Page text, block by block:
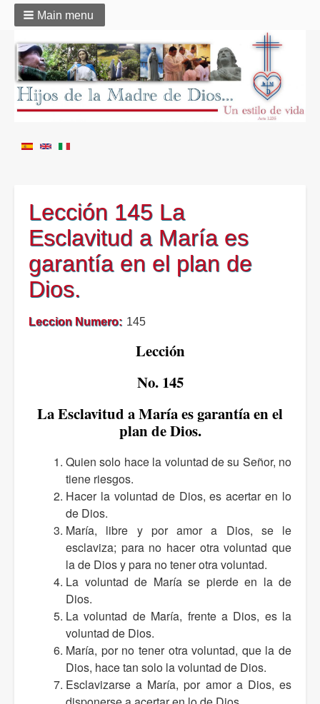
Main menu
Lección 145 La
Esclavitud a María es
garantía en el plan de
Dios.
Leccion Numero 145
Lección
No. 145
La Esclavitud a María es garantía en el
plan de Dios.
Quien solo hace la voluntad de su Señor, no
tiene riesgos.
Hacer la voluntad de Dios, es acertar en lo
de Dios.
María, libre y por amor a Dios, se le
esclaviza; para no hacer otra voluntad que
la de Dios y para no tener otra voluntad.
La voluntad de María se pierde en la de
Dios.
La voluntad de María, frente a Dios, es la
voluntad de Dios.
María, por no tener otra voluntad, que la de
Dios, hace tan solo la voluntad de Dios.
Esclavizarse a María, por amor a Dios, es